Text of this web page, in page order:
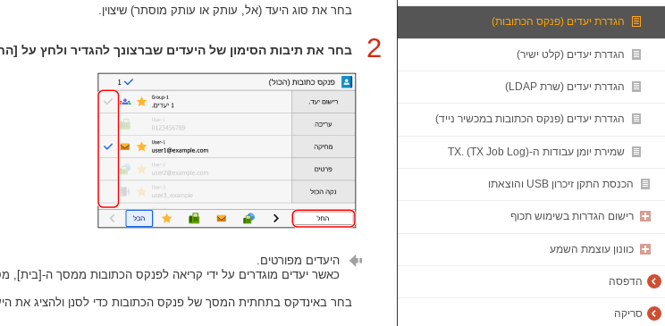
הגדרת יעדים (פנקס הכתובות)
הגדרת יעדים (קלט ישיר)
הגדרת יעדים (שרת LDAP)
הגדרת יעדים (פנקס הכתובות במכשיר נייד)
שמירת יומן עבודות ה-TX. (TX Job Log)
הכנסת התקן זיכרון USB והוצאתו
רישום הגדרות בשימוש תכוף
כוונון עוצמת השמע
הדפסה
סריקה
בחר את סוג היעד (אל, עותק או עותק מוסתר) שיצוין.
2 בחר את תיבות הסימון של היעדים שברצונך להגדיר ולחץ על
היעדים מפורטים.
כאשר יעדים מוגדרים על ידי קריאה לפנקס הכתובות ממסך ה-[בית],
בחר באינדקס בתחתית המסך של פנקס הכתובות כדי לסנן ולהציג את